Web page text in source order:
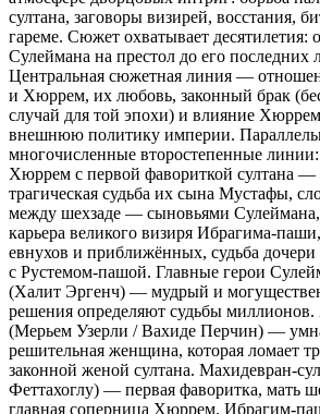
султана, заговоры визирей, восстания,
гареме. Сюжет охватывает десятилетия:
Сулеймана на престол до его последних
Центральная сюжетная линия —
и Хюррем, их любовь, законный брак
случай для той эпохи) и влияние
внешнюю политику империи.
многочисленные второстепенные
Хюррем с первой фавориткой султана
трагическая судьба их сына Мустафы,
между шехзаде — сыновьями Сулеймана,
карьера великого визиря Ибрагима-
евнухов и приближённых, судьба
с Рустемом-пашой. Главные герои
(Халит Эргенч) — мудрый и
решения определяют судьбы
(Мерьем Узерли / Вахиде Перчин) —
решительная женщина, которая ломает
законной женой султана. Махидевран-
Феттахоглу) — первая фаворитка, мать
главная соперница Хюррем. Ибрагим-